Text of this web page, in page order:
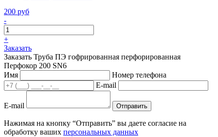
200 руб
-
+
Заказать
Заказать Труба ПЭ гофрированная перфорированная
Перфокор 200 SN6
Имя
Номер телефона
E-mail
E-mail Отправить
Нажимая на кнопку “Отправить” вы даете согласие на
обработку ваших персональных данных